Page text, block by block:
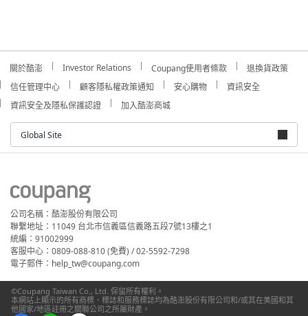
關於酷澎 Investor Relations Coupang使用者條款
退換貨政策
信任管理中心
顧客隱私權政策通知 安心購物
資訊安全
資訊安全及隱私保護認證
加入酷澎商城
Global Site
公司名稱：酷澎股份有限公司
聯繫地址：11049 台北市信義區信義路五段7號13樓之1
統編：91002999
客服中心：0809-088-810 (免費) / 02-5592-7298
電子郵件：help_tw@coupang.com
©Coupang Taiwan Co., Ltd. 保留所有權利。
本網站上顯示的所有商標、標誌和服務標誌均為酷澎股份有限公司和/或其在美國和其
他國家/地區註冊之關聯公司之所屬財產。